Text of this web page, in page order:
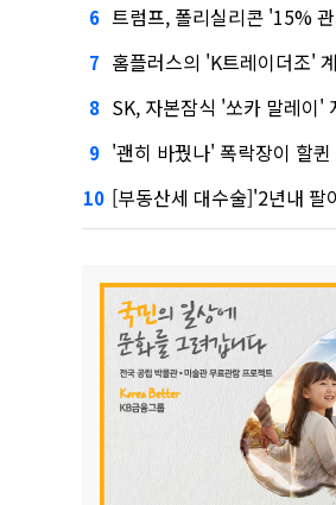
6 트럼프, 폴리실리콘 '15% 관세' 검토…
7 홈플러스의 'K트레이더조' 계획…
8 SK, 자본잠식 '쏘카 말레이'
9 '괜히 바꿨나' 폭락장이 할퀸 DC형 퇴
10 [부동산세 대수술]'2년내 팔아라